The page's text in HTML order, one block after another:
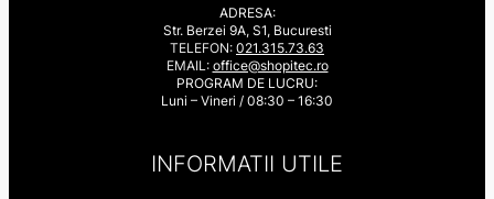
ADRESA:
Str. Berzei 9A, S1, Bucuresti
TELEFON: 021.315.73.63
EMAIL: office@shopitec.ro
PROGRAM DE LUCRU:
Luni – Vineri / 08:30 – 16:30
INFORMATII UTILE